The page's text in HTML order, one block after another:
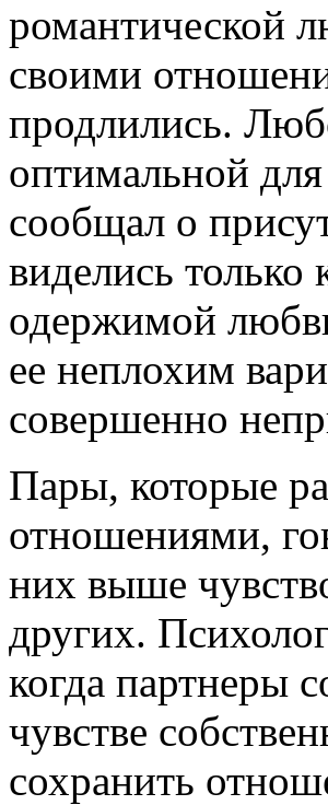
романтической
своими
продлились.
оптимальной
сообщал о
виделись
одержимой
ее неплохим
совершенно
Пары, которые
отношениями,
них выше
других.
когда партнеры
чувстве
сохранить